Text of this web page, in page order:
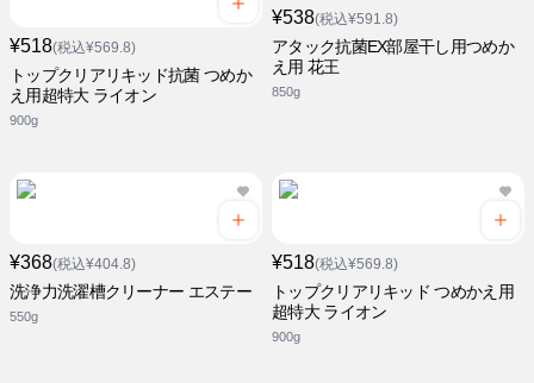
¥518(税込¥569.8)
トップクリアリキッド抗菌 つめか
え用超特大 ライオン
900g
¥538(税込¥591.8)
アタック抗菌EX部屋干し用つめか
え用 花王
850g
¥368(税込¥404.8)
洗浄力洗濯槽クリーナー エステー
550g
¥518(税込¥569.8)
トップクリアリキッド つめかえ用
超特大 ライオン
900g